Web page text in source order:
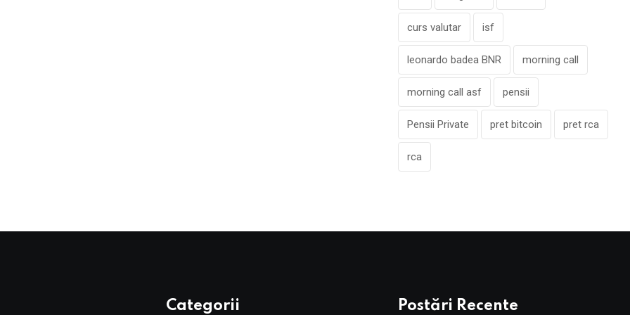
curs valutar isf
leonardo badea BNR morning call
morning call asf pensii
Pensii Private pret bitcoin pret rca
rca
Categorii Postări Recente